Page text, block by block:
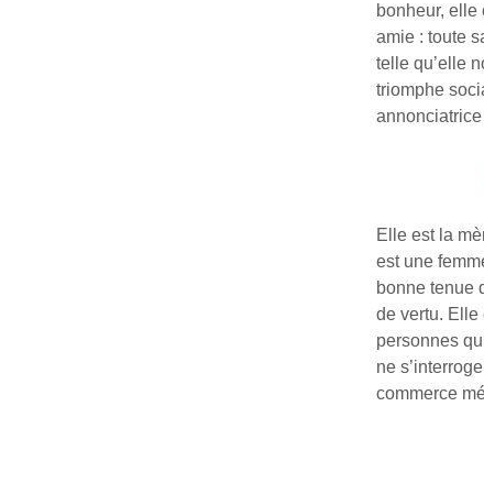
bonheur,
amie : toute
telle qu’elle
triomphe
Elle est la
est une
bonne tenue
de vertu. Elle
personnes
ne
commerce